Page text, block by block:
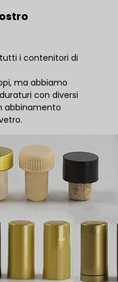
i contenitori di
ma abbiamo
con diversi
abbinamento